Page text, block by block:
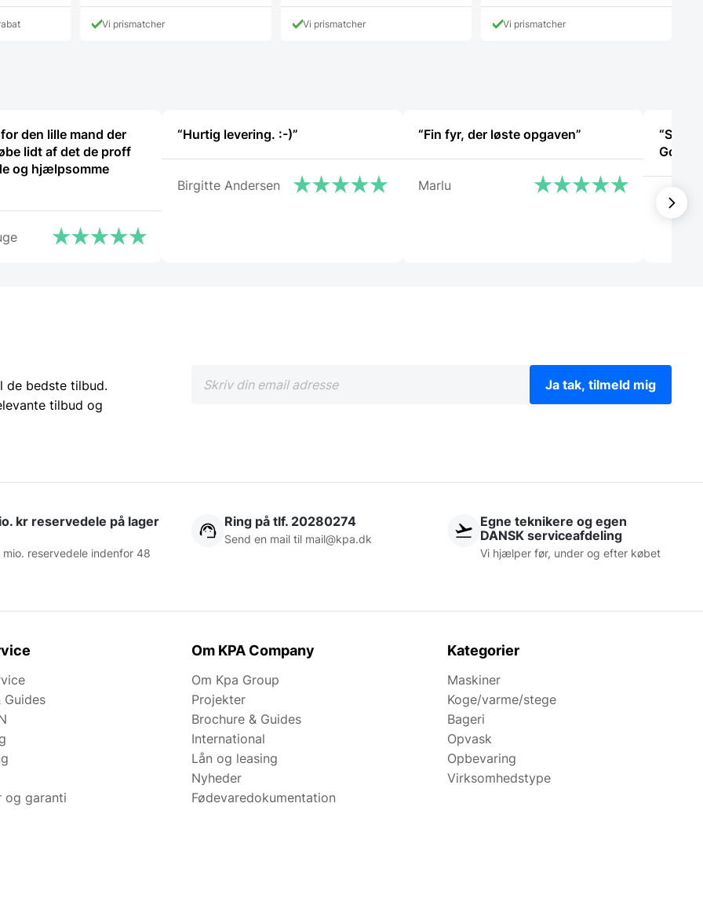
Vi prismatcher Vi prismatcher Vi prismatcher
den lille mand der
lidt af det de proff
og hjælpsomme
“Hurtig levering. :-)”
Birgitte Andersen
“Fin fyr, der løste opgaven”
Marlu
God
Lajla
de bedste tilbud.
tilbud og
Ja tak, tilmeld mig
kr reservedele på lager
mio. reservedele indenfor 48
Ring på tlf. 20280274
Send en mail til mail@kpa.dk
Egne teknikere og egen
DANSK serviceafdeling
Vi hjælper før, under og efter købet
Guides
og garanti
Om KPA Company
Om Kpa Group
Projekter
Brochure & Guides
International
Lån og leasing
Nyheder
Fødevaredokumentation
Kategorier
Maskiner
Koge/varme/stege
Bageri
Opvask
Opbevaring
Virksomhedstype